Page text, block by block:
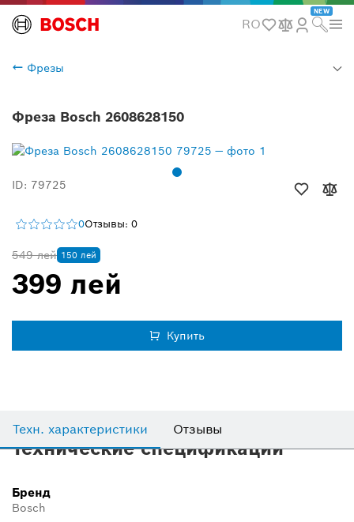
RO
NEW
Фрезы
Фреза Bosch 2608628150
ID: 79725
0Отзывы: 0
549 лей 150 лей
399 лей
Купить
Техн. характеристики Отзывы
Технические спецификации
Бренд
Bosch